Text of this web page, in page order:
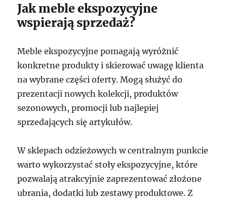
Jak meble ekspozycyjne
wspierają sprzedaż?
Meble ekspozycyjne pomagają wyróżnić
konkretne produkty i skierować uwagę klienta
na wybrane części oferty. Mogą służyć do
prezentacji nowych kolekcji, produktów
sezonowych, promocji lub najlepiej
sprzedających się artykułów.
W sklepach odzieżowych w centralnym punkcie
warto wykorzystać stoły ekspozycyjne, które
pozwalają atrakcyjnie zaprezentować złożone
ubrania, dodatki lub zestawy produktowe. Z